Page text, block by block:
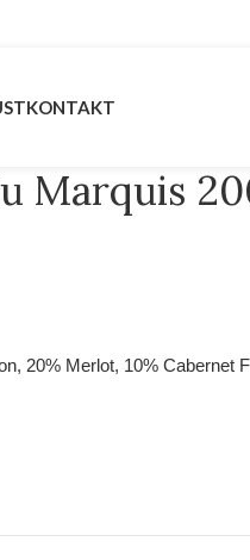
KONTAKT
Marquis
20% Merlot, 10% Cabernet